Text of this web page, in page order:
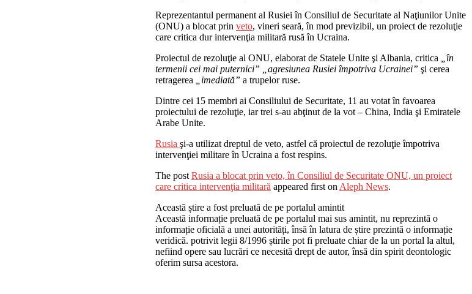
Reprezentantul permanent al Rusiei în Consiliul de Securitate al Naţiunilor Unite
(ONU) a blocat prin veto, vineri seară, în mod previzibil, un proiect de rezoluţie
care critica dur intervenţia militară rusă în Ucraina.
Proiectul de rezoluţie al ONU, elaborat de Statele Unite şi Albania, critica
„în
termenii cei mai puternici”
„agresiunea Rusiei împotriva Ucrainei” şi cerea
retragerea
„imediată” a trupelor ruse.
Dintre cei 15 membri ai Consiliului de Securitate, 11 au votat în favoarea
proiectului de rezoluţie, iar trei s-au abţinut de la vot – China, India şi Emiratele
Arabe Unite.
Rusia şi-a utilizat dreptul de veto, astfel că proiectul de rezoluţie împotriva
intervenţiei militare în Ucraina a fost respins.
The post Rusia a blocat prin veto, în Consiliul de Securitate ONU, un proiect
care critica intervenţia militară appeared first on Aleph News.
Această știre a fost preluată de pe portalul amintit
Această informație preluată de pe portalul mai sus amintit, nu reprezintă o
informație oficială a unei autorități, însă în latura de știre prezintă o informație
veridică. potrivit legii 8/1996 știrile pot fi preluate chiar de la un portal la altul,
nefiind opere sau lucrări ce necesită drept de autor, însă din spirit deontologic
oferim sursa acestora.